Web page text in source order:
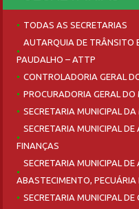
TODAS AS SECRETARIAS
AUTARQUIA DE TRÂNSITO
PAUDALHO – ATTP
CONTROLADORIA GERAL
PROCURADORIA GERAL DO
SECRETARIA MUNICIPAL DA
SECRETARIA MUNICIPAL
FINANÇAS
SECRETARIA MUNICIPAL DE
ABASTECIMENTO, PECUÁRIA
SECRETARIA MUNICIPAL DE